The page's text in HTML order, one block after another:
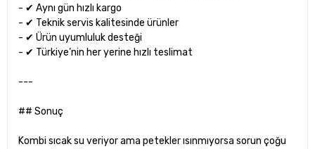
- ✔ Aynı gün hızlı kargo
- ✔ Teknik servis kalitesinde ürünler
- ✔ Ürün uyumluluk desteği
- ✔ Türkiye’nin her yerine hızlı teslimat
---
## Sonuç
Kombi sıcak su veriyor ama petekler ısınmıyorsa sorun çoğu